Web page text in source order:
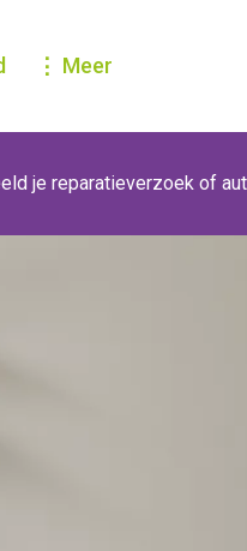
Meer
je reparatieverzoek of